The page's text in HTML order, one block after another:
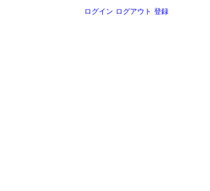
ログイン ログアウト 登録